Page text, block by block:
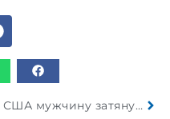
В США мужчину затянуло в двигатель движущегося самолета